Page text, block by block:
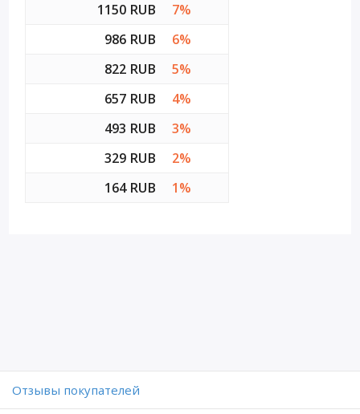
1150 RUB
7%
986 RUB
6%
822 RUB
5%
657 RUB
4%
493 RUB
3%
329 RUB
2%
164 RUB
1%
Отзывы покупателей